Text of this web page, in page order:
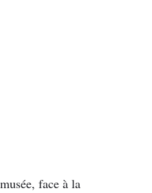
face à la